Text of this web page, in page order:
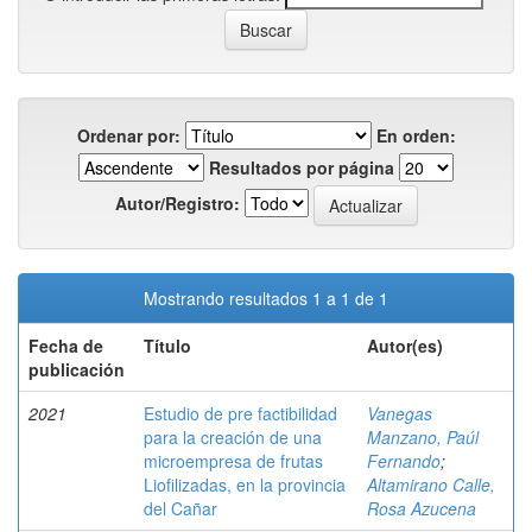
Ordenar por:
En orden:
Resultados por página
Autor/Registro:
Mostrando resultados 1 a 1 de 1
Fecha de
publicación
Título Autor(es)
2021
Estudio de pre factibilidad
para la creación de una
microempresa de frutas
Liofilizadas, en la provincia
del Cañar
Vanegas
Manzano, Paúl
Fernando;
Altamirano Calle,
Rosa Azucena